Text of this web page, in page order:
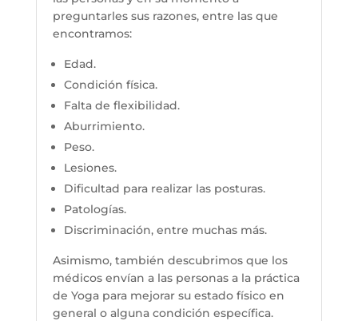
preguntarles sus razones, entre las que
encontramos:
Edad.
Condición física.
Falta de flexibilidad.
Aburrimiento.
Peso.
Lesiones.
Dificultad para realizar las posturas.
Patologías.
Discriminación, entre muchas más.
Asimismo, también descubrimos que los
médicos envían a las personas a la práctica
de Yoga para mejorar su estado físico en
general o alguna condición específica.